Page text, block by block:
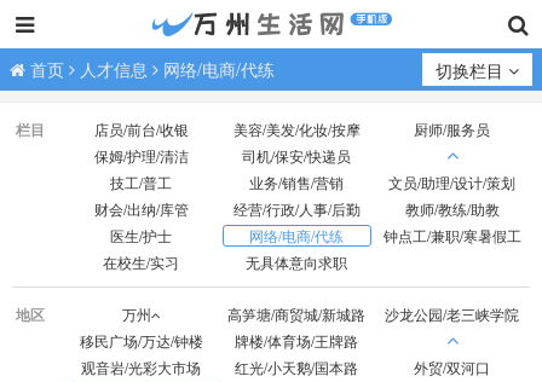
首页 人才信息 网络/电商/代练 切换栏目
栏目 店员/前台/收银 美容/美发/化妆/按摩
厨师/服务员
保姆/护理/清洁
司机/保安/快递员
技工/普工
业务/销售/营销
文员/助理/设计/策划
财会/出纳/库管
经营/行政/人事/后勤
教师/教练/助教
医生/护士
网络/电商/代练
钟点工/兼职/寒暑假工
在校生/实习
无具体意向求职
地区 万州 高笋塘/商贸城/新城路
沙龙公园/老三峡学院
移民广场/万达/钟楼
牌楼/体育场/王牌路
观音岩/光彩大市场
红光/小天鹅/国本路
外贸/双河口